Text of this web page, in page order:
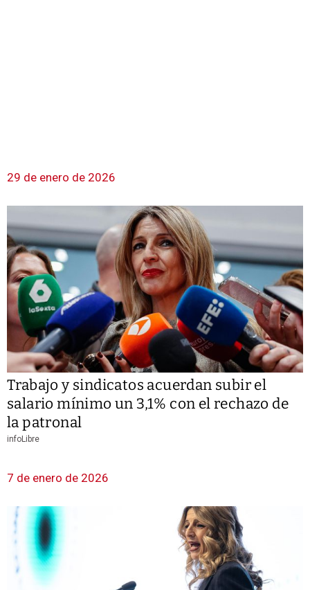
29 de enero de 2026
Trabajo y sindicatos acuerdan subir el
salario mínimo un 3,1% con el rechazo de
la patronal
infoLibre
7 de enero de 2026